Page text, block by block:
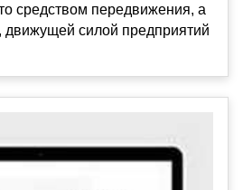
средством передвижения, а
движущей силой предприятий